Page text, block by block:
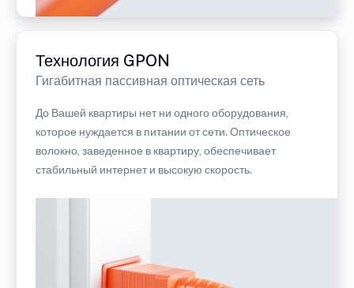
Технология GPON
Гигабитная пассивная оптическая сеть
До Вашей квартиры нет ни одного оборудования,
которое нуждается в питании от сети. Оптическое
волокно, заведенное в квартиру, обеспечивает
стабильный интернет и высокую скорость.